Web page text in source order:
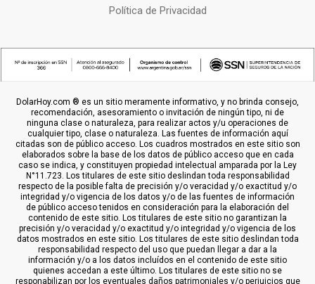
Política de Privacidad
DolarHoy.com ® es un sitio meramente informativo, y no brinda consejo,
recomendación, asesoramiento o invitación de ningún tipo, ni de
ninguna clase o naturaleza, para realizar actos y/u operaciones de
cualquier tipo, clase o naturaleza. Las fuentes de información aquí
citadas son de público acceso. Los cuadros mostrados en este sitio son
elaborados sobre la base de los datos de público acceso que en cada
caso se indica, y constituyen propiedad intelectual amparada por la Ley
N°11.723. Los titulares de este sitio deslindan toda responsabilidad
respecto de la posible falta de precisión y/o veracidad y/o exactitud y/o
integridad y/o vigencia de los datos y/o de las fuentes de información
de público acceso tenidos en consideración para la elaboración del
contenido de este sitio. Los titulares de este sitio no garantizan la
precisión y/o veracidad y/o exactitud y/o integridad y/o vigencia de los
datos mostrados en este sitio. Los titulares de este sitio deslindan toda
responsabilidad respecto del uso que puedan llegar a dar a la
información y/o a los datos incluídos en el contenido de este sitio
quienes accedan a este último. Los titulares de este sitio no se
responabilizan por los eventuales daños patrimoniales y/o perjuicios que